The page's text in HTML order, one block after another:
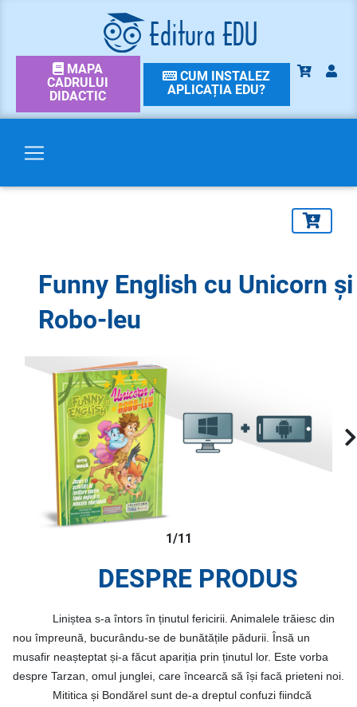
MAPA
CADRULUI
DIDACTIC
CUM INSTALEZ
APLICAȚIA EDU?
Funny English cu Unicorn și
Robo-leu
1/11
DESPRE PRODUS
Liniștea s-a întors în ținutul fericirii. Animalele trăiesc din
nou împreună, bucurându-se de bunătățile pădurii. Însă un
musafir neașteptat și-a făcut apariția prin ținutul lor. Este vorba
despre Tarzan, omul junglei, care încearcă să își facă prieteni noi.
Mititica și Bondărel sunt de-a dreptul confuzi fiindcă